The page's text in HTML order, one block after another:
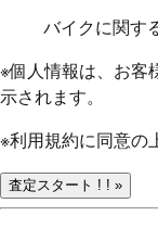
バイクに関す
※個人情報は、お客
示されます。
※利用規約に同意の
査定スタート ! ! »